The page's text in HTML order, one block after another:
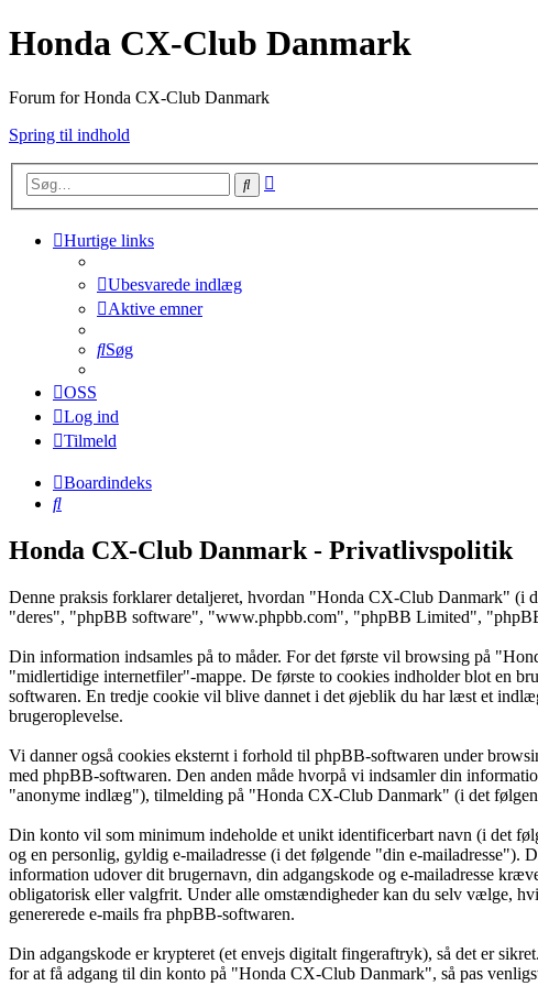
Honda CX-Club Danmark
Forum for Honda CX-Club Danmark
Spring til indhold
Søg
Hurtige links
Ubesvarede indlæg
Aktive emner
Søg
OSS
Log ind
Tilmeld
Boardindeks
Søg
Honda CX-Club Danmark - Privatlivspolitik
Denne praksis forklarer detaljeret, hvordan "Honda CX-Club Danmark"
"deres", "phpBB software", "www.phpbb.com", "phpBB Limited",
Din information indsamles på to måder. For det første vil browsing på
"midlertidige internetfiler"-mappe. De første to cookies indholder blot en
softwaren. En tredje cookie vil blive dannet i det øjeblik du har læst et
brugeroplevelse.
Vi danner også cookies eksternt i forhold til phpBB-softwaren under
med phpBB-softwaren. Den anden måde hvorpå vi indsamler din
"anonyme indlæg"), tilmelding på "Honda CX-Club Danmark" (i det
Din konto vil som minimum indeholde et unikt identificerbart navn (i det
og en personlig, gyldig e-mailadresse (i det følgende "din e-
information udover dit brugernavn, din adgangskode og e-mailadresse
obligatorisk eller valgfrit. Under alle omstændigheder kan du selv vælge,
genererede e-mails fra phpBB-softwaren.
Din adgangskode er krypteret (et envejs digitalt fingeraftryk), så det er
for at få adgang til din konto på "Honda CX-Club Danmark", så pas